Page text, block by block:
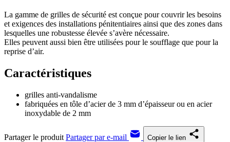
La gamme de grilles de sécurité est conçue pour couvrir les besoins
et exigences des installations pénitentiaires ainsi que des zones dans
lesquelles une robustesse élevée s’avère nécessaire.
Elles peuvent aussi bien être utilisées pour le soufflage que pour la
reprise d’air.
Caractéristiques
grilles anti-vandalisme
fabriquées en tôle d’acier de 3 mm d’épaisseur ou en acier
inoxydable de 2 mm
Partager le produit Partager par e-mail Copier le lien